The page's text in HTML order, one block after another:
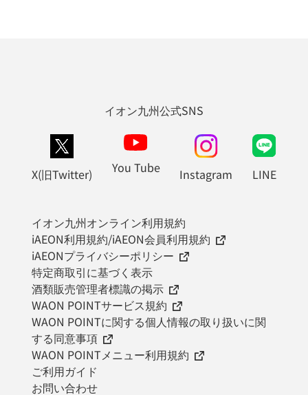
イオン九州公式SNS
X(旧Twitter) You Tube Instagram LINE
イオン九州オンライン利用規約
iAEON利用規約/iAEON会員利用規約
iAEONプライバシーポリシー
特定商取引に基づく表示
酒類販売管理者標識の掲示
WAON POINTサービス規約
WAON POINTに関する個人情報の取り扱いに関
する同意事項
WAON POINTメニュー利用規約
ご利用ガイド
お問い合わせ